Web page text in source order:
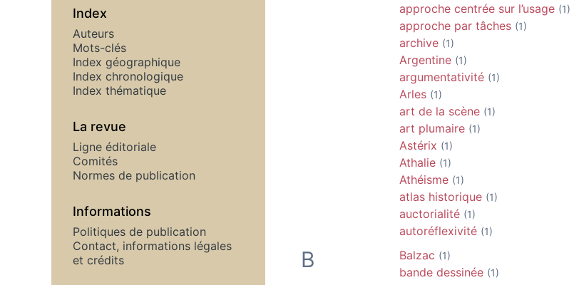
Index
Auteurs
Mots-clés
Index géographique
Index chronologique
Index thématique
La revue
Ligne éditoriale
Comités
Normes de publication
Informations
Politiques de publication
Contact, informations légales
et crédits
approche centrée sur l’usage (1)
approche par tâches (1)
archive (1)
Argentine (1)
argumentativité (1)
Arles (1)
art de la scène (1)
art plumaire (1)
Astérix (1)
Athalie (1)
Athéisme (1)
atlas historique (1)
auctorialité (1)
autoréflexivité (1)
B Balzac (1)
bande dessinée (1)